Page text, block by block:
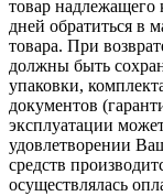
товар надлежащего
дней обратиться в
товара. При
должны быть
упаковки,
документов
эксплуатации
удовлетворении
средств
осуществлялась